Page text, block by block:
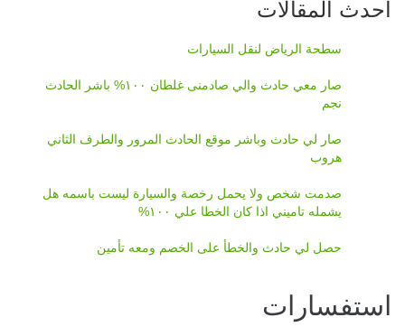
أحدث المقالات
سطحة الرياض لنقل السيارات
صار معي حادث والي صادمنى غلطان ١٠٠% باشر الحادث
نجم
صار لي حادث وباشر موقع الحادث المرور والطرف الثاني
هروب
صدمت شخص ولا يحمل رخصة والسيارة ليست باسمه هل
يشمله تاميني اذا كان الخطا علي ١٠٠%
حصل لي حادث والخطأ على الخصم ومعه تأمين
استفسارات